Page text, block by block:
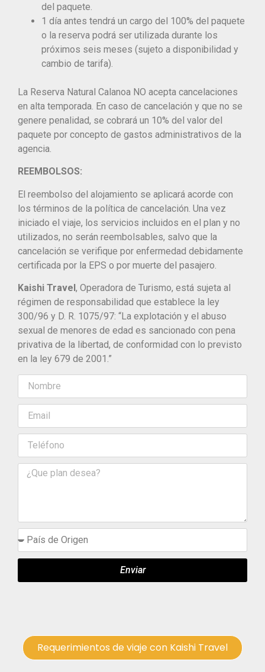
del paquete.
1 día antes tendrá un cargo del 100% del paquete
o la reserva podrá ser utilizada durante los
próximos seis meses (sujeto a disponibilidad y
cambio de tarifa).
La Reserva Natural Calanoa NO acepta cancelaciones
en alta temporada. En caso de cancelación y que no se
genere penalidad, se cobrará un 10% del valor del
paquete por concepto de gastos administrativos de la
agencia.
REEMBOLSOS:
El reembolso del alojamiento se aplicará acorde con
los términos de la política de cancelación. Una vez
iniciado el viaje, los servicios incluidos en el plan y no
utilizados, no serán reembolsables, salvo que la
cancelación se verifique por enfermedad debidamente
certificada por la EPS o por muerte del pasajero.
Kaishi Travel, Operadora de Turismo, está sujeta al
régimen de responsabilidad que establece la ley
300/96 y D. R. 1075/97: “La explotación y el abuso
sexual de menores de edad es sancionado con pena
privativa de la libertad, de conformidad con lo previsto
en la ley 679 de 2001.”
Enviar
Requerimientos de viaje con Kaishi Travel